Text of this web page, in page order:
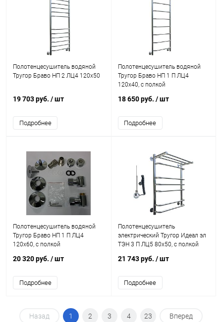
Полотенцесушитель водяной
Тругор Браво НП 2 ЛЦ4 120x50
19 703 руб. / шт
Подробнее
Полотенцесушитель водяной
Тругор Браво НП 1 П ЛЦ4
120x40, с полкой
18 650 руб. / шт
Подробнее
Полотенцесушитель водяной
Тругор Браво НП 1 П ЛЦ4
120x60, с полкой
20 320 руб. / шт
Подробнее
Полотенцесушитель
электрический Тругор Идеал эл
ТЭН 3 П ЛЦ5 80x50, с полкой
21 743 руб. / шт
Подробнее
Назад 1 2 3 4 23 Вперед